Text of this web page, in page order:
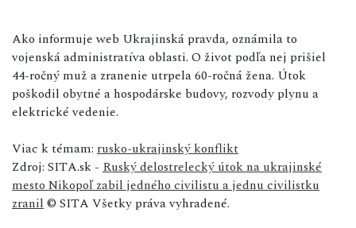
Ako informuje web Ukrajinská pravda, oznámila to
vojenská administratíva oblasti. O život podľa nej prišiel
44-ročný muž a zranenie utrpela 60-ročná žena. Útok
poškodil obytné a hospodárske budovy, rozvody plynu a
elektrické vedenie.
Viac k témam: rusko-ukrajinský konflikt
Zdroj: SITA.sk - Ruský delostrelecký útok na ukrajinské
mesto Nikopoľ zabil jedného civilistu a jednu civilistku
zranil © SITA Všetky práva vyhradené.